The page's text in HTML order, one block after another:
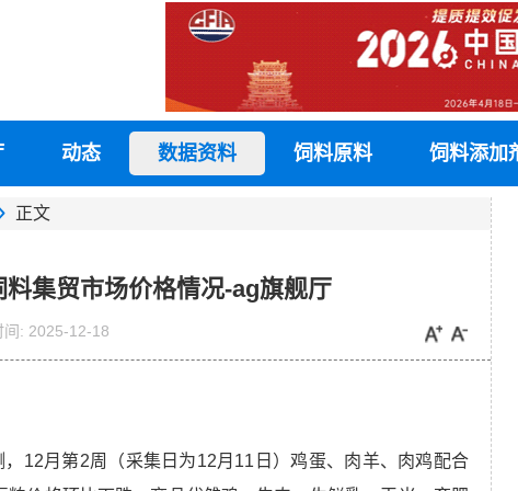
动态 数据资料 饲料原料 饲料添加
正文
集贸市场价格情况-ag旗舰厅
间: 2025-12-18
12月第2周（采集日为12月11日）鸡蛋、 肉羊、肉鸡配合